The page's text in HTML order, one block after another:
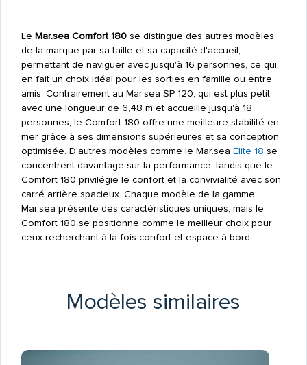
Le Mar.sea Comfort 180se distingue des autres modèles
de la marque par sa taille et sa capacité d'accueil,
permettant de naviguer avec jusqu'à 16 personnes, ce qui
en fait un choix idéal pour les sorties en famille ou entre
amis. Contrairement au Mar.sea SP 120, qui est plus petit
avec une longueur de 6,48 m et accueille jusqu'à 18
personnes, le Comfort 180 offre une meilleure stabilité en
mer grâce à ses dimensions supérieures et sa conception
optimisée. D'autres modèles comme le Mar.sea Elite 18 se
concentrent davantage sur la performance, tandis que le
Comfort 180 privilégie le confort et la convivialité avec son
carré arrière spacieux. Chaque modèle de la gamme
Mar.sea présente des caractéristiques uniques, mais le
Comfort 180 se positionne comme le meilleur choix pour
ceux recherchant à la fois confort et espace à bord.
Modèles similaires